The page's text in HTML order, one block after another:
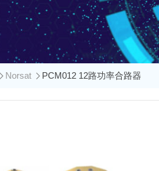
Norsat PCM012 12路功率合路器